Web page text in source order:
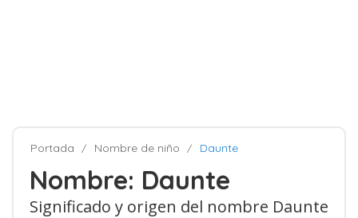
Portada Nombre de niño Daunte
Nombre: Daunte
Significado y origen del nombre Daunte